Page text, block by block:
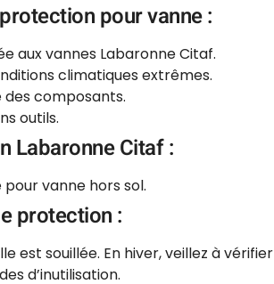
pour vanne :
aux vannes Labaronne Citaf.
climatiques extrêmes.
des composants.
outils.
Labaronne Citaf :
vanne hors sol.
protection :
est souillée. En hiver, veillez à
d’inutilisation.